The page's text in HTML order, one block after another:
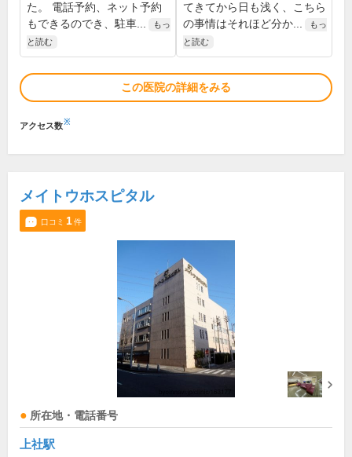
た。 電話予約、ネット予約
もできるのでき、駐車...
もっ
と読む
てきてから日も浅く、こちら
の事情はそれほど分か...
もっ
と読む
この医院の詳細をみる
アクセス数※
メイトウホスピタル
口コミ 1件
所在地・電話番号
上社駅